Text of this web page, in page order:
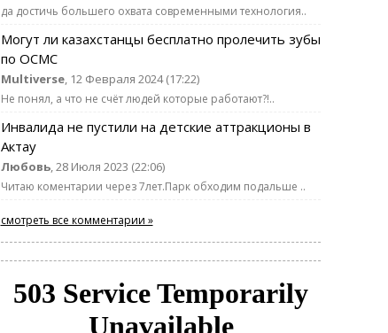
да достичь большего охвата современными технология..
Могут ли казахстанцы бесплатно пролечить зубы
по ОСМС
Multiverse, 12 Февраля 2024 (17:22)
Не понял, а что не счёт людей которые работают?!..
Инвалида не пустили на детские аттракционы в
Актау
Любовь, 28 Июля 2023 (22:06)
Читаю коментарии через 7лет.Парк обходим подальше ..
смотреть все комментарии »